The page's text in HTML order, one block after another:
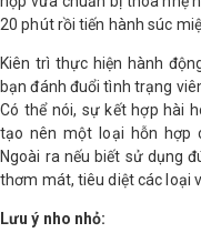
20 phút rồi tiến hành súc
Kiên trì thực hiện hành
bạn đánh đuổi tình trạng
Có thể nói, sự kết hợp hài
tạo nên một loại hỗn hợp
Ngoài ra nếu biết sử dụng
thơm mát, tiêu diệt các loại
Lưu ý nho nhỏ: